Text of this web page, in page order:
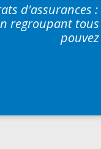
d'assurances
regroupant